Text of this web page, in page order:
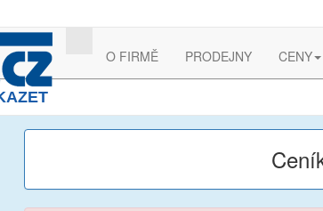
O FIRMĚ PRODEJNY CENY